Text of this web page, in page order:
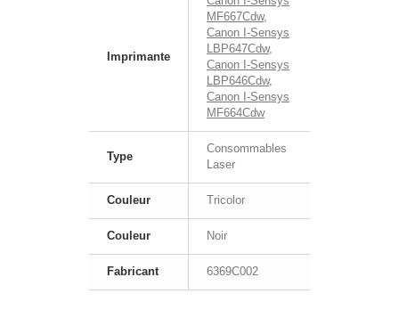
Imprimante
MF667Cdw,
Canon I-Sensys
LBP647Cdw,
Canon I-Sensys
LBP646Cdw,
Canon I-Sensys
MF664Cdw
Type
Consommables
Laser
Couleur Tricolor
Couleur Noir
Fabricant 6369C002